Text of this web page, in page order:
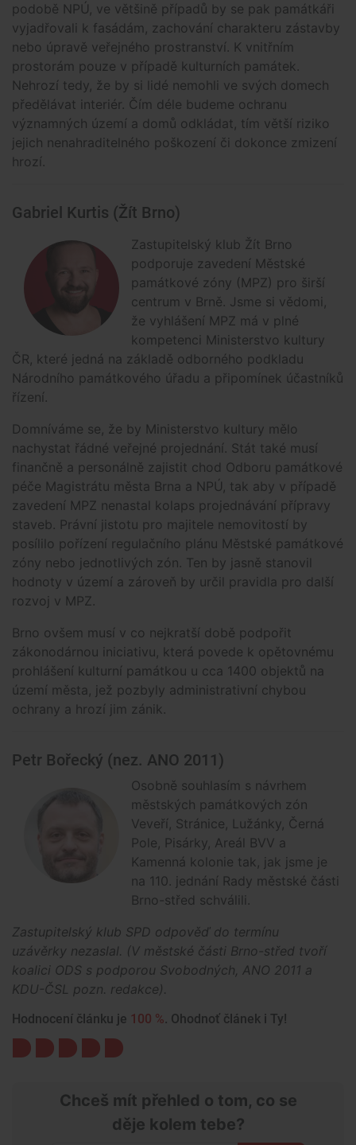
podobě NPÚ, ve většině případů by se pak památkáři
vyjadřovali k fasádám, zachování charakteru zástavby
nebo úpravě veřejného prostranství. K vnitřním
prostorám pouze v případě kulturních památek.
Nehrozí tedy, že by si lidé nemohli ve svých domech
předělávat interiér. Čím déle budeme ochranu
významných území a domů odkládat, tím větší riziko
jejich nenahraditelného poškození či dokonce zmizení
hrozí.
Gabriel Kurtis (Žít Brno)
Zastupitelský klub Žít Brno
podporuje zavedení Městské
památkové zóny (MPZ) pro širší
centrum v Brně. Jsme si vědomi,
že vyhlášení MPZ má v plné
kompetenci Ministerstvo kultury
ČR, které jedná na základě odborného podkladu
Národního památkového úřadu a připomínek účastníků
řízení.
Domníváme se, že by Ministerstvo kultury mělo
nachystat řádné veřejné projednání. Stát také musí
finančně a personálně zajistit chod Odboru památkové
péče Magistrátu města Brna a NPÚ, tak aby v případě
zavedení MPZ nenastal kolaps projednávání přípravy
staveb. Právní jistotu pro majitele nemovitostí by
posílilo pořízení regulačního plánu Městské památkové
zóny nebo jednotlivých zón. Ten by jasně stanovil
hodnoty v území a zároveň by určil pravidla pro další
rozvoj v MPZ.
Brno ovšem musí v co nejkratší době podpořit
zákonodárnou iniciativu, která povede k opětovnému
prohlášení kulturní památkou u cca 1400 objektů na
území města, jež pozbyly administrativní chybou
ochrany a hrozí jim zánik.
Petr Bořecký (nez. ANO 2011)
Osobně souhlasím s návrhem
městských památkových zón
Veveří, Stránice, Lužánky, Černá
Pole, Pisárky, Areál BVV a
Kamenná kolonie tak, jak jsme je
na 110. jednání Rady městské části
Brno-střed schválili.
Zastupitelský klub SPD odpověď do termínu
uzávěrky nezaslal. (V městské části Brno-střed tvoří
koalici ODS s podporou Svobodných, ANO 2011 a
KDU-ČSL pozn. redakce).
Hodnocení článku je 100 %. Ohodnoť článek i Ty!
Chceš mít přehled o tom, co se
děje kolem tebe?